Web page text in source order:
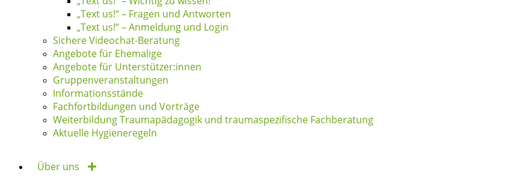
„Text us!“ – Fragen und Antworten
„Text us!“ – Anmeldung und Login
Sichere Videochat-Beratung
Angebote für Ehemalige
Angebote für Unterstützer:innen
Gruppenveranstaltungen
Informationsstände
Fachfortbildungen und Vorträge
Weiterbildung Traumapädagogik und traumaspezifische Fachberatung
Aktuelle Hygieneregeln
Über uns